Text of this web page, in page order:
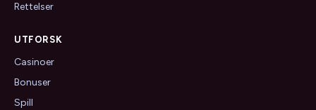
Rettelser
UTFORSK
Casinoer
Bonuser
Spill